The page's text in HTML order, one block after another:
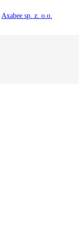
Axabee sp. z. o.o.